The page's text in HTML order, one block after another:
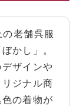
老舗呉服
かし」。
ザインや
ジナル商
の着物が